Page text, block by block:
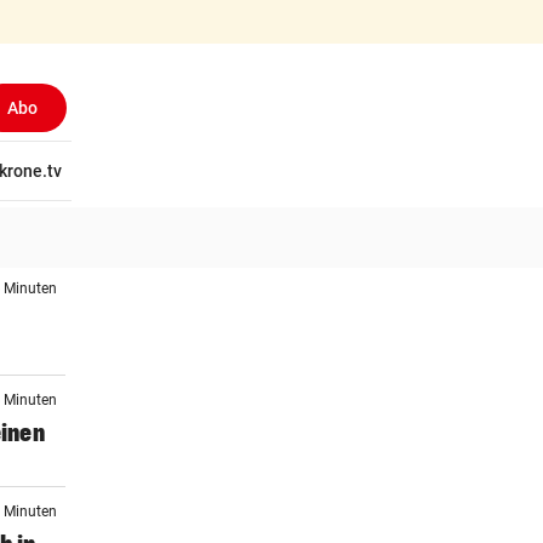
Abo
krone.tv
Minuten
Minuten
Minuten